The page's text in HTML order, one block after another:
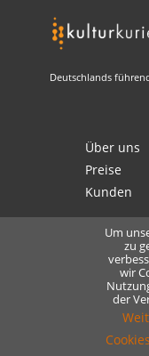
Deutschlands
Über uns
Preise
Kunden
Kontakt
Um
zu
wir
der